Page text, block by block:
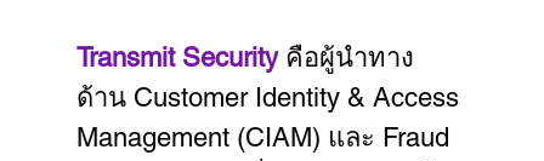
Transmit Security คือผู้นำทาง
ด้าน Customer Identity & Access
Management (CIAM) และ Fraud